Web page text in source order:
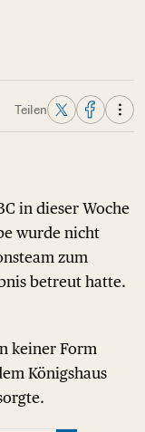
Teilen
in dieser Woche
wurde nicht
zum
betreut hatte.
keiner Form
Königshaus